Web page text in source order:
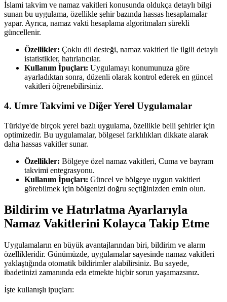
İslami takvim ve namaz vakitleri konusunda oldukça detaylı bilgi
sunan bu uygulama, özellikle şehir bazında hassas hesaplamalar
yapar. Ayrıca, namaz vakti hesaplama algoritmaları sürekli
güncellenir.
Özellikler: Çoklu dil desteği, namaz vakitleri ile ilgili detaylı
istatistikler, hatırlatıcılar.
Kullanım İpuçları: Uygulamayı konumunuza göre
ayarladıktan sonra, düzenli olarak kontrol ederek en güncel
vakitleri öğrenebilirsiniz.
4. Umre Takvimi ve Diğer Yerel Uygulamalar
Türkiye'de birçok yerel bazlı uygulama, özellikle belli şehirler için
optimizedir. Bu uygulamalar, bölgesel farklılıkları dikkate alarak
daha hassas vakitler sunar.
Özellikler: Bölgeye özel namaz vakitleri, Cuma ve bayram
takvimi entegrasyonu.
Kullanım İpuçları: Güncel ve bölgeye uygun vakitleri
görebilmek için bölgenizi doğru seçtiğinizden emin olun.
Bildirim ve Hatırlatma Ayarlarıyla
Namaz Vakitlerini Kolayca Takip Etme
Uygulamaların en büyük avantajlarından biri, bildirim ve alarm
özellikleridir. Günümüzde, uygulamalar sayesinde namaz vakitleri
yaklaştığında otomatik bildirimler alabilirsiniz. Bu sayede,
ibadetinizi zamanında eda etmekte hiçbir sorun yaşamazsınız.
İşte kullanışlı ipuçları: